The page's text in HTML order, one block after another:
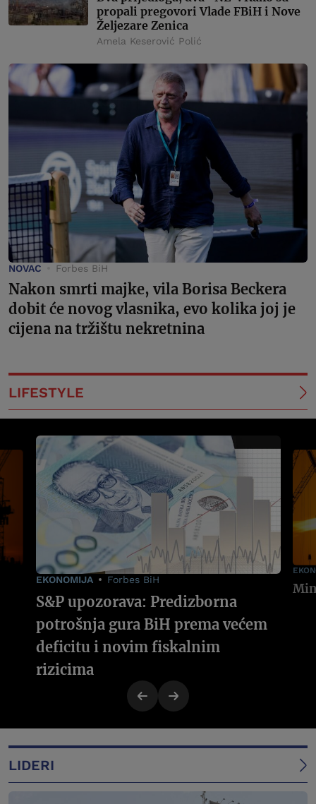
propali pregovori Vlade FBiH i Nove
Željezare Zenica
Amela Keserović Polić
NOVAC Forbes BiH
Nakon smrti majke, vila Borisa Beckera
dobit će novog vlasnika, evo kolika joj je
cijena na tržištu nekretnina
LIFESTYLE
EKONOMIJA Forbes BiH
S&P upozorava: Predizborna
potrošnja gura BiH prema većem
deficitu i novim fiskalnim
rizicima
LIDERI